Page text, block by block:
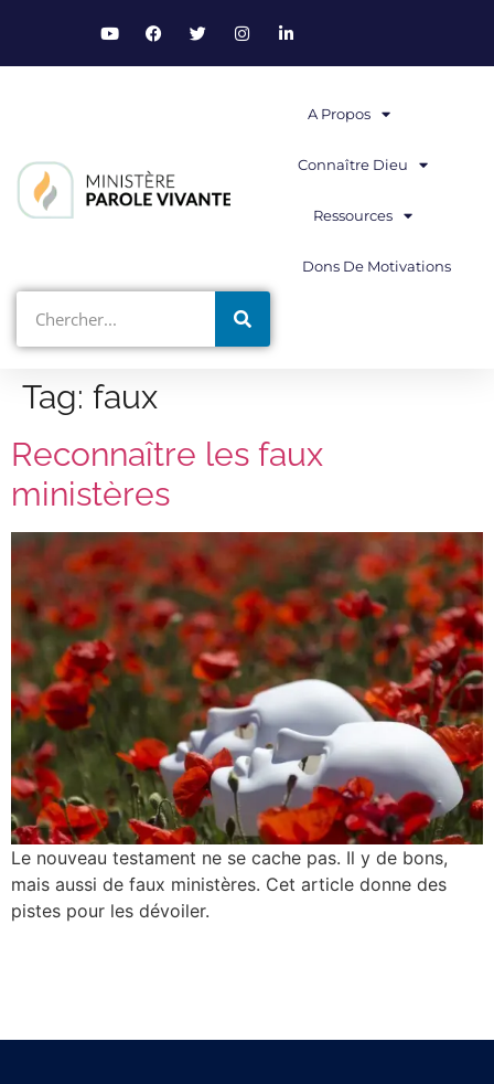
A Propos
Connaître Dieu
Ressources
Dons De Motivations
Tag: faux
Reconnaître les faux
ministères
Le nouveau testament ne se cache pas. Il y de bons,
mais aussi de faux ministères. Cet article donne des
pistes pour les dévoiler.